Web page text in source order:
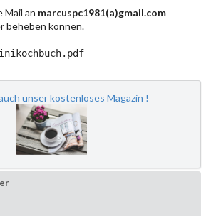
Mail an marcuspc1981(a)gmail.com
beheben können.
unser kostenloses Magazin !